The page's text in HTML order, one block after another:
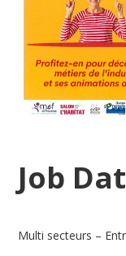
Job
Multi secteurs –